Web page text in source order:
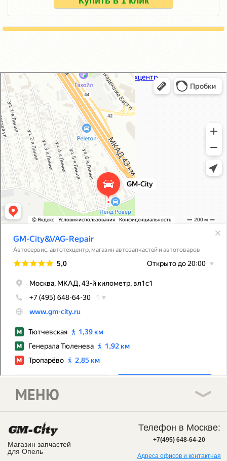
GM-City&VAG-Repair
Автосервис, автотехцентр в Москве
Магазин автозапчастей и автотоваров в Москве
Магазин запчастей
для Опель
МЕНЮ
Телефон в Москве:
+7(495) 648-64-20
Адреса офисов и контактная